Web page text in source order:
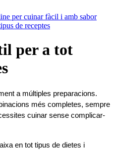
per cuinar fàcil i amb sabor
de receptes
per a tot
a múltiples preparacions.
més completes, sempre
cuinar sense complicar-
en tot tipus de dietes i